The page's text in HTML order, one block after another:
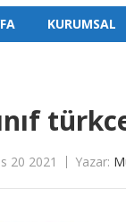
KURUMSAL
20 2021 Yazar: